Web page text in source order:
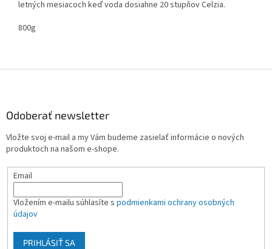
letných mesiacoch keď voda dosiahne 20 stupňov Celzia.
800g
Odoberať newsletter
Vložte svoj e-mail a my Vám budeme zasielať informácie o nových
produktoch na našom e-shope.
Email
Vložením e-mailu súhlasíte s podmienkami ochrany osobných
údajov
PRIHLÁSIŤ SA